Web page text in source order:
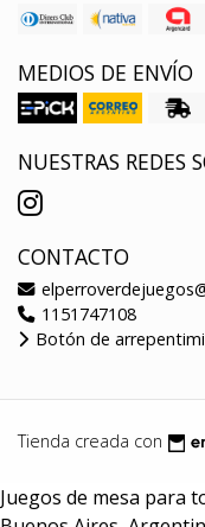
MEDIOS DE ENVÍO
NUESTRAS REDES
CONTACTO
1151747108
Botón de
Tienda creada con
Juegos de mesa para